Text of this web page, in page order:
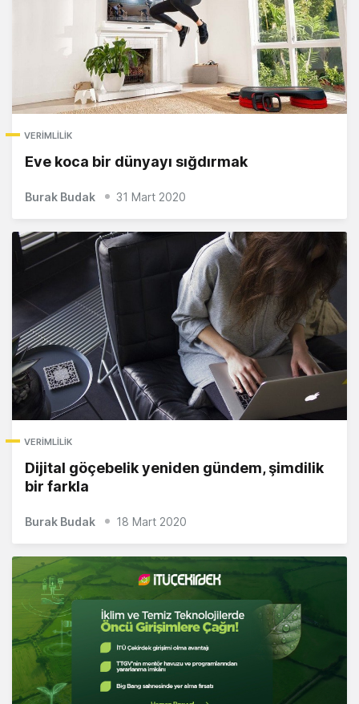
VERIMLILIK
Eve koca bir dünyayı sığdırmak
Burak Budak 31 Mart 2020
VERIMLILIK
Dijital göçebelik yeniden gündem, şimdilik
bir farkla
Burak Budak 18 Mart 2020